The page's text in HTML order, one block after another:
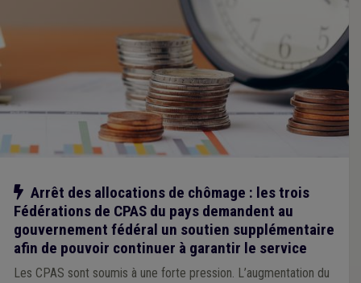
Notre action
Arrêt des allocations de chômage : les trois
Fédérations de CPAS du pays demandent au
gouvernement fédéral un soutien supplémentaire
afin de pouvoir continuer à garantir le service
Les CPAS sont soumis à une forte pression. L’augmentation du